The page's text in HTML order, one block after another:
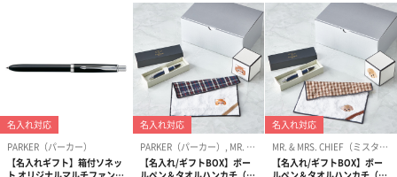
最初は象牙の代用品として使われていました。近頃では眼鏡フレ
ームなどにも使用されるようになりましたが、実は20世紀半頃に
なってからでセルロイドの歴史の中では、まだまだ新しい部類に
入ります。
独特の美しい色合い、手に吸い付く様な柔らかな手触りなどをお
楽しみください。